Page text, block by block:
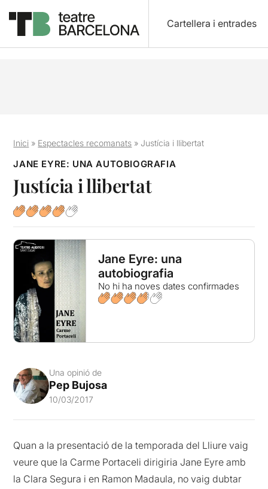
Cartellera i entrades
Inici » Espectacles recomanats » Justícia i llibertat
JANE EYRE: UNA AUTOBIOGRAFIA
Justícia i llibertat
Jane Eyre: una
autobiografia
No hi ha noves dates confirmades
Una opinió de
Pep Bujosa
10/03/2017
Quan a la presentació de la temporada del Lliure vaig
veure que la Carme Portaceli dirigiria Jane Eyre amb
la Clara Segura i en Ramon Madaula, no vaig dubtar